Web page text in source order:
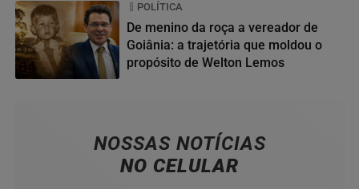
04
POLÍTICA
De menino da roça a vereador de
Goiânia: a trajetória que moldou o
propósito de Welton Lemos
NOSSAS NOTÍCIAS
NO CELULAR